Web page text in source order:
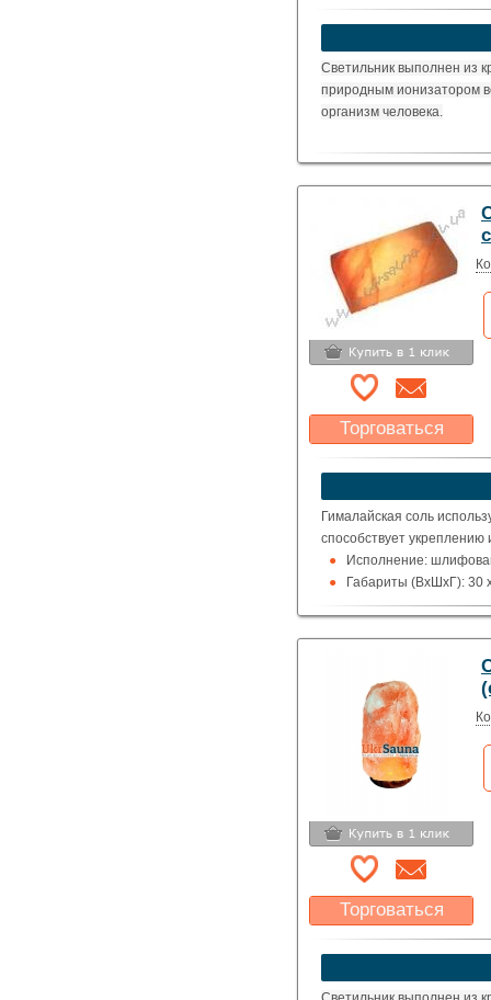
Какая цена Вас
устроит?
Светильник выполнен из
природным ионизатором
организм человека.
Торговаться
Какая цена Вас
устроит?
Указать цену
Гималайская соль
способствует
Исполнение:
Габариты (ВхШхГ): 30
Торговаться
Какая цена Вас
устроит?